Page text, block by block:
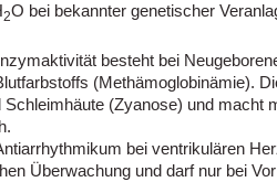
2O bei bekannter genetischer
besteht bei
(Methämoglobinämie).
Schleimhäute (Zyanose) und macht
bei ventrikulären
Überwachung und darf nur bei